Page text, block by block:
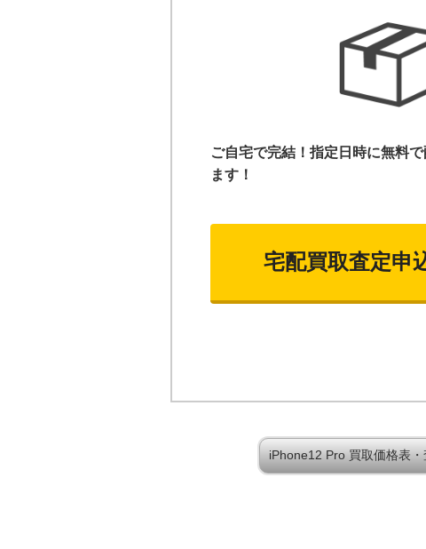
ご自宅で完結！指定日時に無料
ます！
宅配買取査定申
iPhone12 Pro 買取価格表